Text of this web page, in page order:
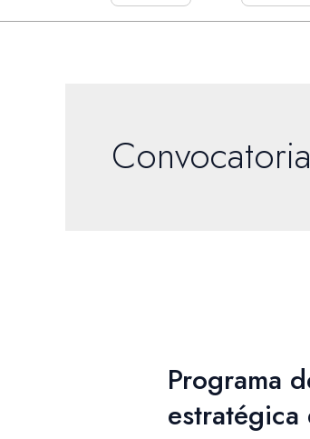
Programa
estratégica
Fortalecimiento
Empresarial
VisionES